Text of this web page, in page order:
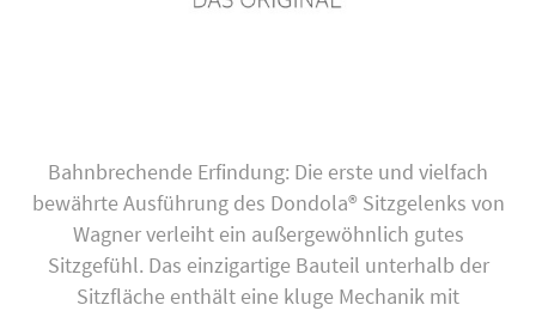
Bahnbrechende Erfindung: Die erste und vielfach
bewährte Ausführung des Dondola® Sitzgelenks von
Wagner verleiht ein außergewöhnlich gutes
Sitzgefühl. Das einzigartige Bauteil unterhalb der
Sitzfläche enthält eine kluge Mechanik mit